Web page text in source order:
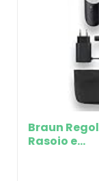
Braun
Rasoio e…